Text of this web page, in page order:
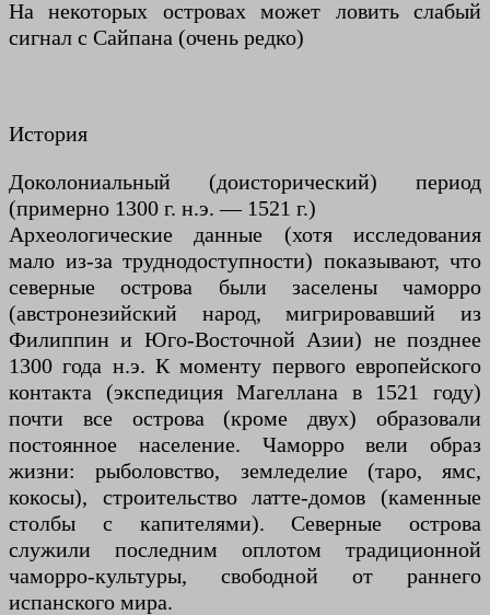
На некоторых островах может ловить слабый
сигнал с Сайпана (очень редко)
История
Доколониальный (доисторический) период
(примерно 1300 г. н.э. — 1521 г.)
Археологические данные (хотя исследования
мало из-за труднодоступности) показывают, что
северные острова были заселены чаморро
(австронезийский народ, мигрировавший из
Филиппин и Юго-Восточной Азии) не позднее
1300 года н.э. К моменту первого европейского
контакта (экспедиция Магеллана в 1521 году)
почти все острова (кроме двух) образовали
постоянное население. Чаморро вели образ
жизни: рыболовство, земледелие (таро, ямс,
кокосы), строительство латте-домов (каменные
столбы с капителями). Северные острова
служили последним оплотом традиционной
чаморро-культуры, свободной от раннего
испанского мира.